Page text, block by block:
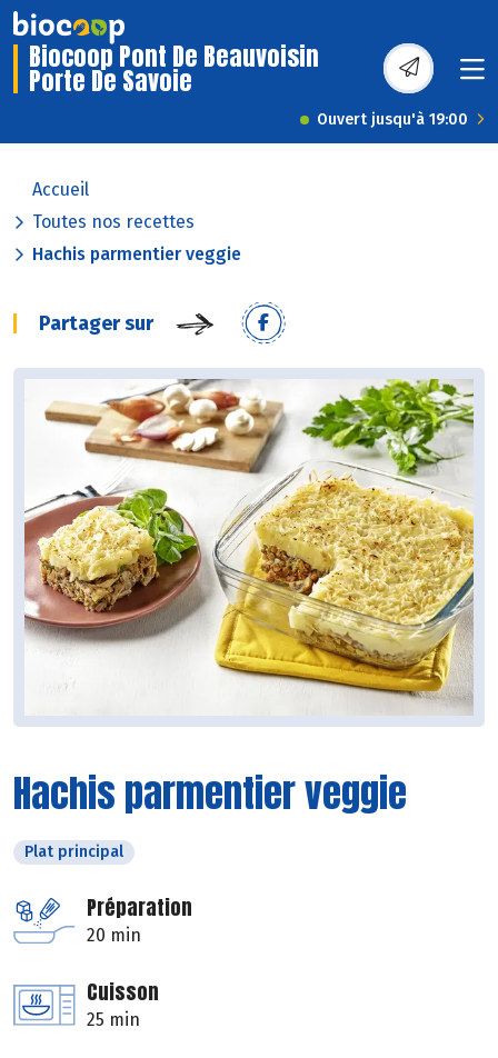
Biocoop Pont De Beauvoisin
Porte De Savoie
Ouvert jusqu'à 19:00
Accueil
Toutes nos recettes
Hachis parmentier veggie
Partager sur
Hachis parmentier veggie
Plat principal
Préparation
20 min
Cuisson
25 min